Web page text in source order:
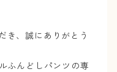
き、誠にありがとう
ふんどしパンツの専